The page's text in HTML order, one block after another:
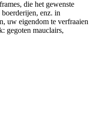
die het gewenste
enz. in
uw eigendom te verfraaien
gegoten mauclairs,